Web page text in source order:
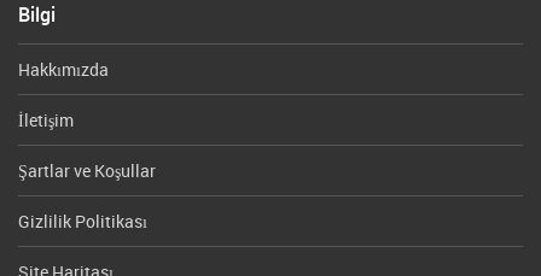
Bilgi
Hakkımızda
İletişim
Şartlar ve Koşullar
Gizlilik Politikası